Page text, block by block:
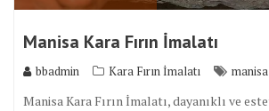
Manisa Kara Fırın İmalatı
bbadmin Kara Fırın İmalatı
Manisa Kara Fırın İmalatı, dayanıklı ve